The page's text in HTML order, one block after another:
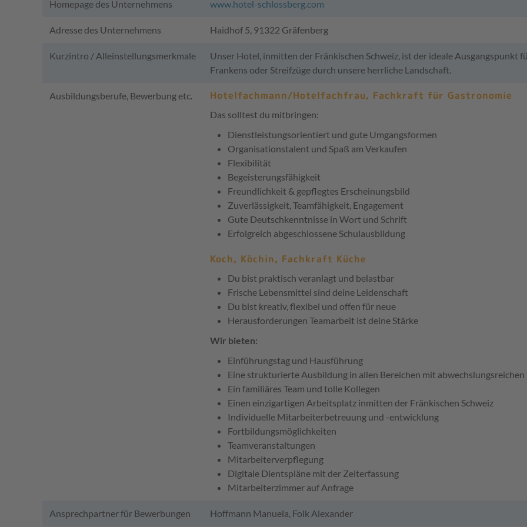
Homepage des Unternehmens www.hotel-schlossberg.com
Adresse des Unternehmens Haidhof 5, 91322 Gräfenberg
Kurzintro / Alleinstellungsmerkmale
Unser Hotel, inmitten der Fränkischen Schweiz, ist der ideale Ausgangspunkt
Frankens oder Streifzüge durch unsere herrliche Landschaft.
Ausbildungsberufe, Bewerbung etc. Hotelfachmann/Hotelfachfrau, Fachkraft für Gastronomie
Das solltest du mitbringen:
Dienstleistungsorientiert und gute Umgangsformen
Organisationstalent und Spaß am Verkaufen
Flexibilität
Begeisterungsfähigkeit
Freundlichkeit & gepflegtes Erscheinungsbild
Zuverlässigkeit, Teamfähigkeit, Engagement
Gute Deutschkenntnisse in Wort und Schrift
Erfolgreich abgeschlossene Schulausbildung
Koch, Köchin, Fachkraft Küche
Du bist praktisch veranlagt und belastbar
Frische Lebensmittel sind deine Leidenschaft
Du bist kreativ, flexibel und offen für neue
Herausforderungen Teamarbeit ist deine Stärke
Wir bieten:
Einführungstag und Hausführung
Eine strukturierte Ausbildung in allen Bereichen mit abwechslungsreichen
Ein familiäres Team und tolle Kollegen
Einen einzigartigen Arbeitsplatz inmitten der Fränkischen Schweiz
Individuelle Mitarbeiterbetreuung und -entwicklung
Fortbildungsmöglichkeiten
Teamveranstaltungen
Mitarbeiterverpflegung
Digitale Dientspläne mit der Zeiterfassung
Mitarbeiterzimmer auf Anfrage
Ansprechpartner für Bewerbungen Hoffmann Manuela, Folk Alexander